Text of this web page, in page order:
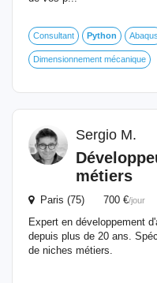
Consultant Python Abaqus
Dimensionnement mécanique
Sergio M.
métiers
Paris (75) 700 €/jour
Expert en développement
depuis plus de 20 ans.
de niches métiers.